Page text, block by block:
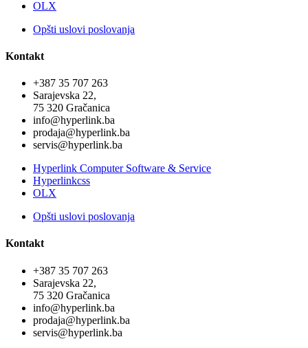
OLX
Opšti uslovi poslovanja
Kontakt
+387 35 707 263
Sarajevska 22,
75 320 Gračanica
info@hyperlink.ba
prodaja@hyperlink.ba
servis@hyperlink.ba
Hyperlink Computer Software & Service
Hyperlinkcss
OLX
Opšti uslovi poslovanja
Kontakt
+387 35 707 263
Sarajevska 22,
75 320 Gračanica
info@hyperlink.ba
prodaja@hyperlink.ba
servis@hyperlink.ba